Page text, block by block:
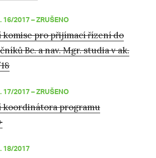
2017 –ZRUŠENO
komise pro přijímací řízení do
Bc. a nav. Mgr. studia v ak.
2017 –ZRUŠENO
koordinátora programu
18/2017